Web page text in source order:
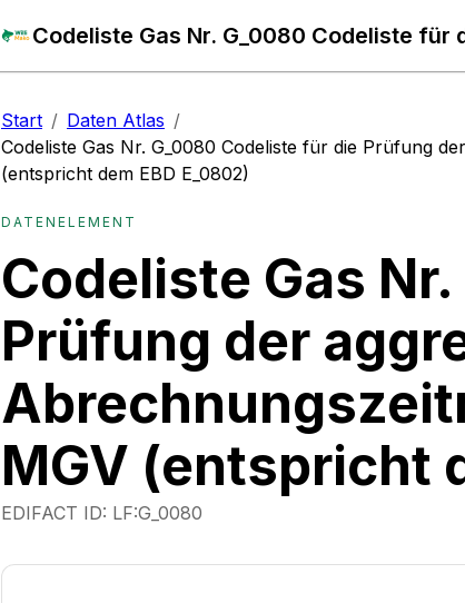
Start / Daten Atlas /
Codeliste Gas Nr. G_0080 Codeliste für die Prüfung
(entspricht dem EBD E_0802)
DATENELEMENT
Codeliste Gas
Prüfung der
MGV (entspricht
EDIFACT ID: LF:G_0080